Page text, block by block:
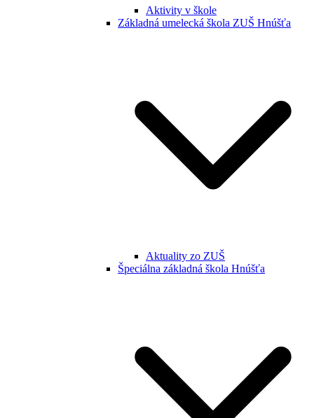
Aktivity v škole
Základná umelecká škola ZUŠ Hnúšťa
Aktuality zo ZUŠ
Špeciálna základná škola Hnúšťa